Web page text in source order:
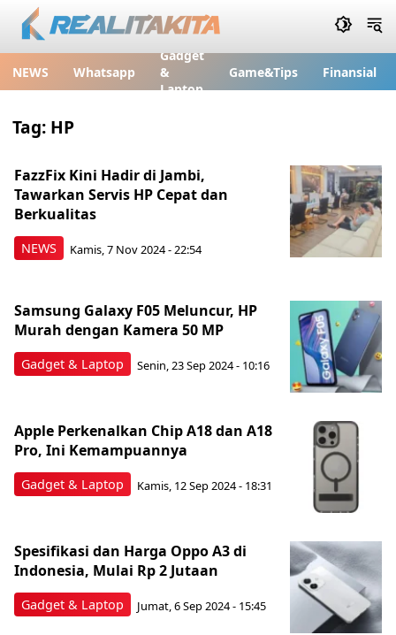
NEWS Whatsapp
Gadget
&
Laptop
Game&Tips Finansial
Tag: HP
NEWS
FazzFix Kini Hadir di Jambi,
Tawarkan Servis HP Cepat dan
Berkualitas
Kamis, 7 Nov 2024 - 22:54
Gadget & Laptop
Samsung Galaxy F05 Meluncur, HP
Murah dengan Kamera 50 MP
Senin, 23 Sep 2024 - 10:16
Gadget & Laptop
Apple Perkenalkan Chip A18 dan A18
Pro, Ini Kemampuannya
Kamis, 12 Sep 2024 - 18:31
Gadget & Laptop
Spesifikasi dan Harga Oppo A3 di
Indonesia, Mulai Rp 2 Jutaan
Jumat, 6 Sep 2024 - 15:45